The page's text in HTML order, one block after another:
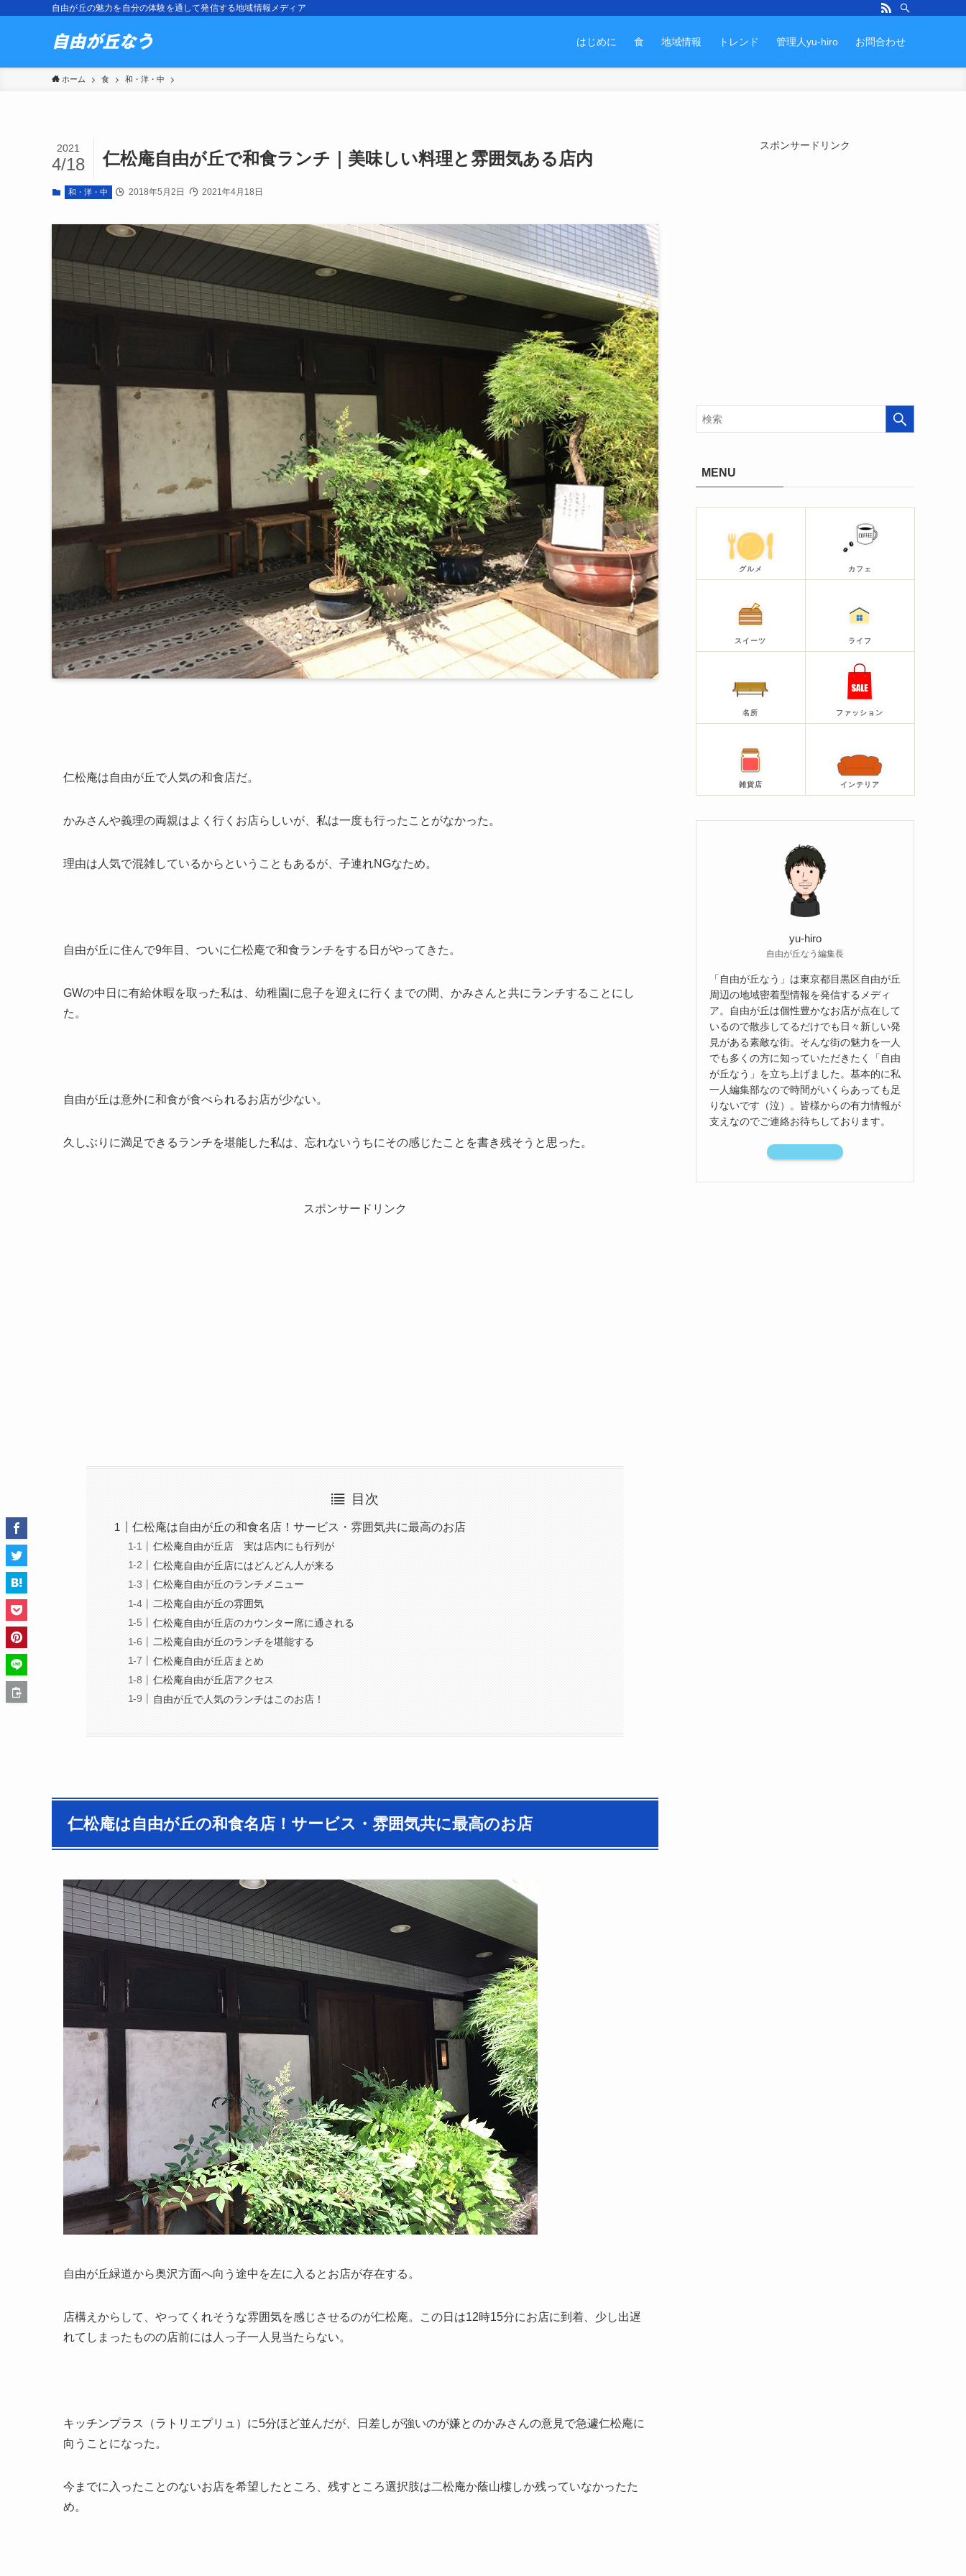
自由が丘の魅力を自分の体験を通して発信する地域情報メディア
はじめに 食 地域情報 トレンド 管理人yu-hiro お問合わせ
ホーム 食 和・洋・中
仁松庵自由が丘で和食ランチ｜美味しい料理と雰囲気ある店内
2021
4/18
和・洋・中 2018年5月2日 2021年4月18日
仁松庵は自由が丘で人気の和食店だ。
かみさんや義理の両親はよく行くお店らしいが、私は一度も行ったことがなかった。
理由は人気で混雑しているからということもあるが、子連れNGなため。
自由が丘に住んで9年目、ついに仁松庵で和食ランチをする日がやってきた。
GWの中日に有給休暇を取った私は、幼稚園に息子を迎えに行くまでの間、かみさんと共にランチすることにし
た。
自由が丘は意外に和食が食べられるお店が少ない。
久しぶりに満足できるランチを堪能した私は、忘れないうちにその感じたことを書き残そうと思った。
スポンサードリンク
目次
仁松庵は自由が丘の和食名店！サービス・雰囲気共に最高のお店
仁松庵自由が丘店 実は店内にも行列が
仁松庵自由が丘店にはどんどん人が来る
仁松庵自由が丘のランチメニュー
二松庵自由が丘の雰囲気
仁松庵自由が丘店のカウンター席に通される
二松庵自由が丘のランチを堪能する
仁松庵自由が丘店まとめ
仁松庵自由が丘店アクセス
自由が丘で人気のランチはこのお店！
仁松庵は自由が丘の和食名店！サービス・雰囲気共に最高のお店
自由が丘緑道から奥沢方面へ向う途中を左に入るとお店が存在する。
店構えからして、やってくれそうな雰囲気を感じさせるのが仁松庵。この日は12時15分にお店に到着、少し出遅
れてしまったものの店前には人っ子一人見当たらない。
キッチンプラス（ラトリエプリュ）に5分ほど並んだが、日差しが強いのが嫌とのかみさんの意見で急遽仁松庵に
向うことになった。
今までに入ったことのないお店を希望したところ、残すところ選択肢は二松庵か蔭山樓しか残っていなかったた
め。
スポンサードリンク
MENU
グルメ カフェ
スイーツ ライフ
名所 ファッション
雑貨店 インテリア
yu-hiro
自由が丘なう編集長
「自由が丘なう」は東京都目黒区自由が丘
周辺の地域密着型情報を発信するメディ
ア。自由が丘は個性豊かなお店が点在して
いるので散歩してるだけでも日々新しい発
見がある素敵な街。そんな街の魅力を一人
でも多くの方に知っていただきたく「自由
が丘なう」を立ち上げました。基本的に私
一人編集部なので時間がいくらあっても足
りないです（泣）。皆様からの有力情報が
支えなのでご連絡お待ちしております。